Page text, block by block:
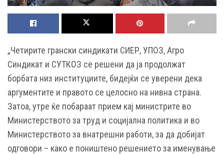
„Четирите грански синдикати СИЕР, УПОЗ, Агро
Синдикат и СУТКОЗ се решени да ја продолжат
борбата низ институциите, бидејќи се уверени дека
аргументите и правото се целосно на нивна страна.
Затоа, утре ќе побараат прием кај министрите во
Министерството за труд и социјална политика и во
Министерството за внатрешни работи, за да добијат
одговори – како е поништено решението за именување